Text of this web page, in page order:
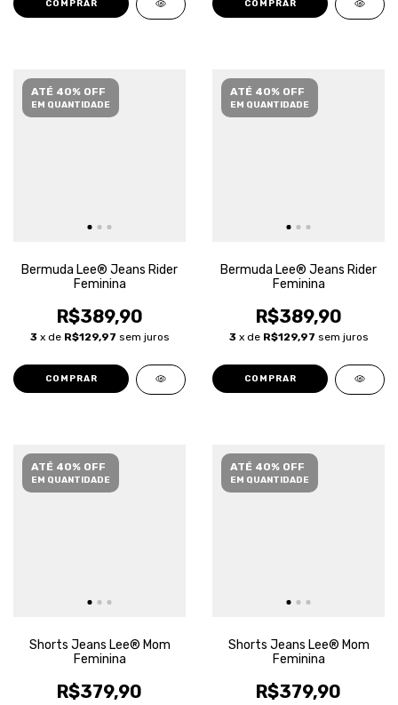
COMPRAR COMPRAR
ATÉ 40% OFF
EM QUANTIDADE
Bermuda Lee® Jeans Rider
Feminina
R$389,90
3 x de R$129,97 sem juros
COMPRAR
ATÉ 40% OFF
EM QUANTIDADE
Bermuda Lee® Jeans Rider
Feminina
R$389,90
3 x de R$129,97 sem juros
COMPRAR
ATÉ 40% OFF
EM QUANTIDADE
Shorts Jeans Lee® Mom
Feminina
R$379,90
ATÉ 40% OFF
EM QUANTIDADE
Shorts Jeans Lee® Mom
Feminina
R$379,90